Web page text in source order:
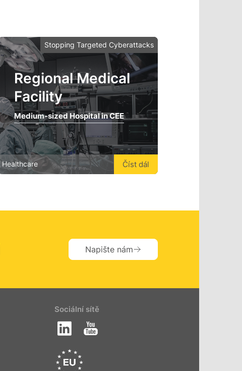
Stopping Targeted Cyberattacks
Regional Medical
Facility
Medium-sized Hospital in CEE
Healthcare Číst dál
Napište nám
Sociální sítě